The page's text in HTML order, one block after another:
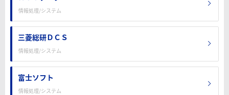
情報処理/システム
三菱総研ＤＣＳ
情報処理/システム
富士ソフト
情報処理/システム